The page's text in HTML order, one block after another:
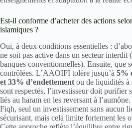
Est-il conforme d’acheter des actions
islamiques ?
Oui, à deux conditions essentielles :
ne soit pas active dans un secteur interdit
banques conventionnelles). Ensuite, que
contrôlées. L’AAOIFI tolère jusqu’à 5%
et 33% d’endettement ou de liquidités à
sont respectés, l’investisseur doit purifier
liés au haram en les reversant à
Fiqh, seul un investissement sans aucun
sécurisant, mais cela limite fortement les